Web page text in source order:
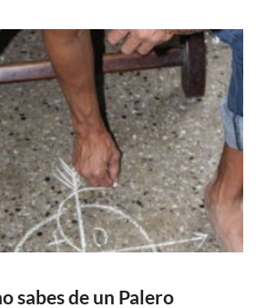
sabes de un Palero